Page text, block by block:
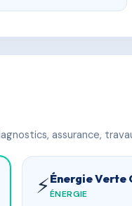
assurance,
⚡Énergie Verte
ÉNERGIE